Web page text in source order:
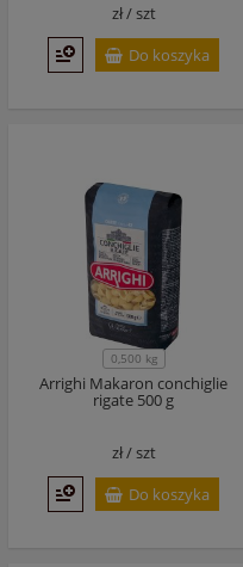
zł /szt
Do koszyka
0,500 kg
Arrighi Makaron conchiglie
rigate 500 g
zł /szt
Do koszyka